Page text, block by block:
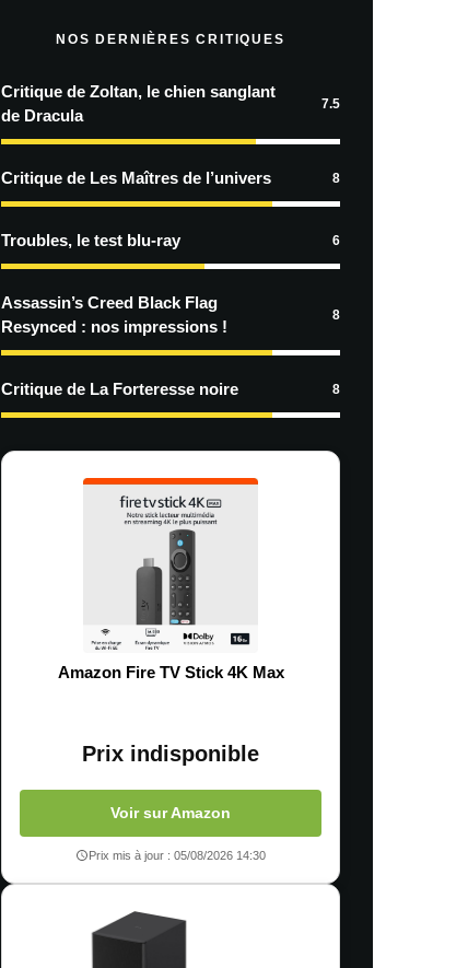
NOS DERNIÈRES CRITIQUES
Critique de Zoltan, le chien sanglant
de Dracula
7.5
Critique de Les Maîtres de l’univers 8
Troubles, le test blu-ray 6
Assassin’s Creed Black Flag
Resynced : nos impressions !
8
Critique de La Forteresse noire 8
Amazon Fire TV Stick 4K Max
Prix indisponible
Voir sur Amazon
Prix mis à jour : 05/08/2026 14:30